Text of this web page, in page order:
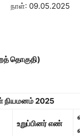
நாள்: 09.05.2025
தொகுதி)
நியமனம்2025
உறுப்பினர் எண்